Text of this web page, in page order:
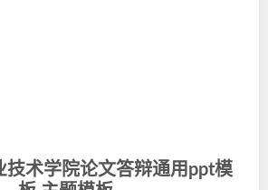
技术学院论文答辩通用ppt模